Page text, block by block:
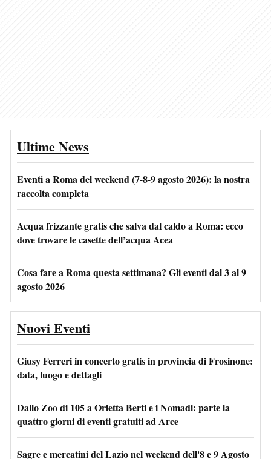
Ultime News
Eventi a Roma del weekend (7-8-9 agosto 2026): la nostra
raccolta completa
Acqua frizzante gratis che salva dal caldo a Roma: ecco
dove trovare le casette dell’acqua Acea
Cosa fare a Roma questa settimana? Gli eventi dal 3 al 9
agosto 2026
Nuovi Eventi
Giusy Ferreri in concerto gratis in provincia di Frosinone:
data, luogo e dettagli
Dallo Zoo di 105 a Orietta Berti e i Nomadi: parte la
quattro giorni di eventi gratuiti ad Arce
Sagre e mercatini del Lazio nel weekend dell'8 e 9 Agosto